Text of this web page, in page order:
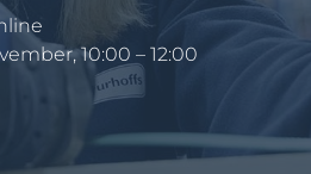
10:00 – 12:00